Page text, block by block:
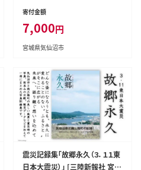
0563579]
寄付金額
7,000円
宮城県気仙沼市
震災記録集「故郷永久（３．１１東
日本大震災）」 [三陸新報社 宮城